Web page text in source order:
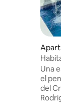
iro
Una
el
del